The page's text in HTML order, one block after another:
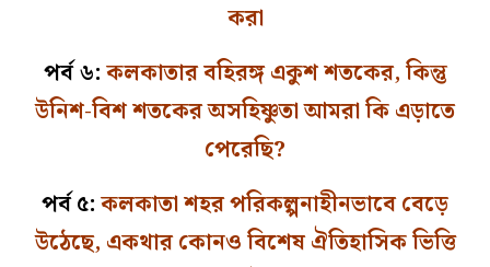
করা
পর্ব ৬:কলকাতার বহিরঙ্গ একুশ শতকের, কিন্তু
উনিশ-বিশ শতকের অসহিষ্ণুতা আমরা কি এড়াতে
পেরেছি?
পর্ব ৫:কলকাতা শহর পরিকল্পনাহীনভাবে বেড়ে
উঠেছে, একথার কোনও বিশেষ ঐতিহাসিক ভিত্তি